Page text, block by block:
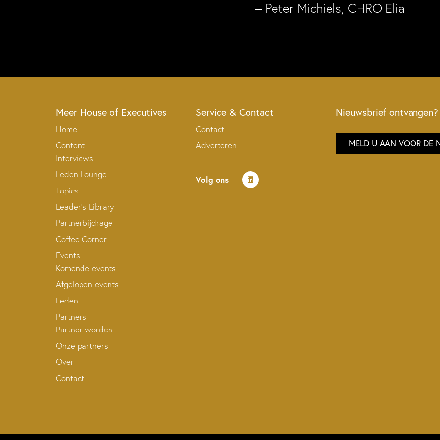
– Peter Michiels, CHRO Elia
Meer House of Executives
Home
Content
Interviews
Leden Lounge
Topics
Leader’s Library
Partnerbijdrage
Coffee Corner
Events
Komende events
Afgelopen events
Leden
Partners
Partner worden
Onze partners
Over
Contact
Service & Contact
Contact
Adverteren
Volg ons
Nieuwsbrief ontvangen?
MELD U AAN VOOR DE